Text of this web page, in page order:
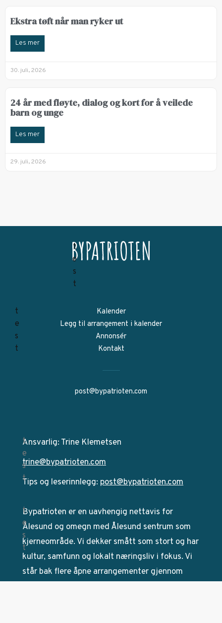
Ekstra tøft når man ryker ut
Les mer
30. juli, 2026
24 år med fløyte, dialog og kort for å veilede
barn og unge
Les mer
29. juli, 2026
Kalender
Legg til arrangement i kalender
Annonsér
Kontakt
post@bypatrioten.com
Ansvarlig: Trine Klemetsen
trine@bypatrioten.com
Tips og leserinnlegg: post@bypatrioten.com
Bypatrioten er en uavhengig nettavis for
Ålesund og omegn med Ålesund sentrum som
kjerneområde. Vi dekker smått som stort og har
kultur, samfunn og lokalt næringsliv i fokus. Vi
står bak flere åpne arrangementer gjennom